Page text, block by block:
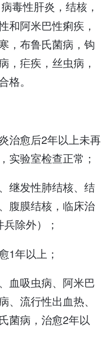
毒性肝炎，结核，
和阿米巴性痢疾，
，布鲁氏菌病，钩
，疟疾，丝虫病，
格。
治愈后2年以上未再
实验室检查正常；
继发性肺结核、结
腹膜结核，临床治
除外）；
1年以上；
血吸虫病、阿米巴
、流行性出血热、
菌病，治愈2年以